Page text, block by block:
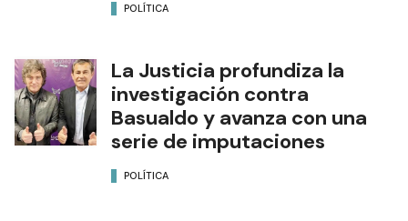
POLÍTICA
La Justicia profundiza la
investigación contra
Basualdo y avanza con una
serie de imputaciones
POLÍTICA